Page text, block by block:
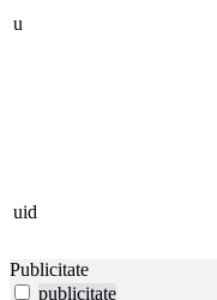
u
uid
Publicitate
publicitate